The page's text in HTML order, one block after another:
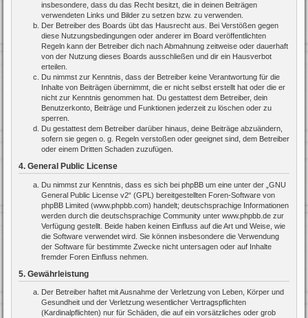
insbesondere, dass du das Recht besitzt, die in deinen Beiträgen
verwendeten Links und Bilder zu setzen bzw. zu verwenden.
Der Betreiber des Boards übt das Hausrecht aus. Bei Verstößen gegen
diese Nutzungsbedingungen oder anderer im Board veröffentlichten
Regeln kann der Betreiber dich nach Abmahnung zeitweise oder dauerhaft
von der Nutzung dieses Boards ausschließen und dir ein Hausverbot
erteilen.
Du nimmst zur Kenntnis, dass der Betreiber keine Verantwortung für die
Inhalte von Beiträgen übernimmt, die er nicht selbst erstellt hat oder die er
nicht zur Kenntnis genommen hat. Du gestattest dem Betreiber, dein
Benutzerkonto, Beiträge und Funktionen jederzeit zu löschen oder zu
sperren.
Du gestattest dem Betreiber darüber hinaus, deine Beiträge abzuändern,
sofern sie gegen o. g. Regeln verstoßen oder geeignet sind, dem Betreiber
oder einem Dritten Schaden zuzufügen.
4. General Public License
Du nimmst zur Kenntnis, dass es sich bei phpBB um eine unter der „ GNU
General Public License v2“ (GPL) bereitgestellten Foren-Software von
phpBB Limited (www.phpbb.com) handelt; deutschsprachige Informationen
werden durch die deutschsprachige Community unter www.phpbb.de zur
Verfügung gestellt. Beide haben keinen Einfluss auf die Art und Weise, wie
die Software verwendet wird. Sie können insbesondere die Verwendung
der Software für bestimmte Zwecke nicht untersagen oder auf Inhalte
fremder Foren Einfluss nehmen.
5. Gewährleistung
Der Betreiber haftet mit Ausnahme der Verletzung von Leben, Körper und
Gesundheit und der Verletzung wesentlicher Vertragspflichten
(Kardinalpflichten) nur für Schäden, die auf ein vorsätzliches oder grob